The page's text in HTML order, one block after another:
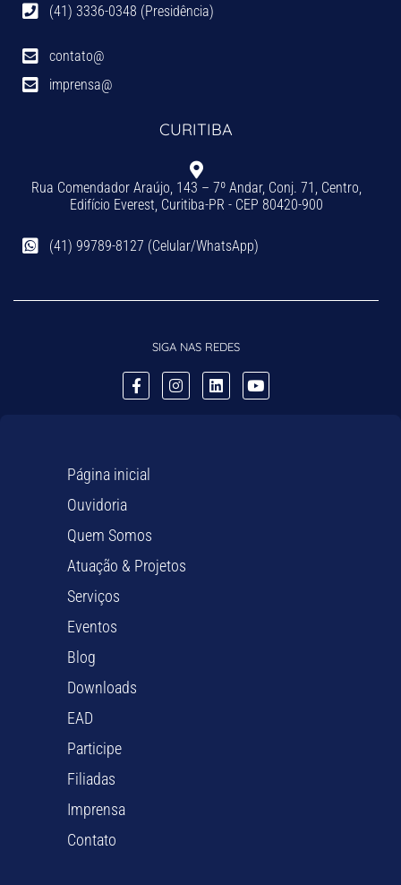
(41) 3336-0348 (Presidência)
contato@
imprensa@
CURITIBA
Rua Comendador Araújo, 143 – 7º Andar, Conj. 71, Centro,
Edifício Everest, Curitiba-PR - CEP 80420-900
(41) 99789-8127 (Celular/WhatsApp)
SIGA NAS REDES
Página inicial
Ouvidoria
Quem Somos
Atuação & Projetos
Serviços
Eventos
Blog
Downloads
EAD
Participe
Filiadas
Imprensa
Contato